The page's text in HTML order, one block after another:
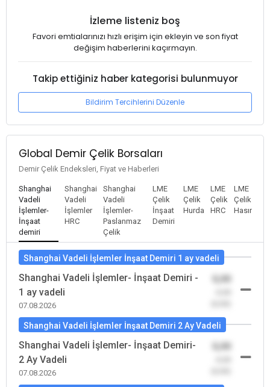
İzleme listeniz boş
Favori emtialarınızı hızlı erişim için ekleyin ve son fiyat
değişim haberlerini kaçırmayın.
Takip ettiğiniz haber kategorisi bulunmuyor
Bildirim Tercihlerini Düzenle
Global Demir Çelik Borsaları
Demir Çelik Endeksleri, Fiyat ve Haberleri
Shanghai
Vadeli
İşlemler-
İnşaat
demiri
Shanghai
Vadeli
İşlemler
HRC
Shanghai
Vadeli
İşlemler-
Paslanmaz
Çelik
LME
Çelik
İnşaat
Demiri
LME
Çelik
Hurda
LME
Çelik
HRC
LME
Çelik
Hasır
Shanghai Vadeli İşlemler İnşaat Demiri 1 ay vadeli
Shanghai Vadeli İşlemler- İnşaat Demiri -
1 ay vadeli
07.08.2026
Shanghai Vadeli İşlemler İnşaat Demiri 2 Ay Vadeli
Shanghai Vadeli İşlemler- İnşaat Demiri-
2 Ay Vadeli
07.08.2026